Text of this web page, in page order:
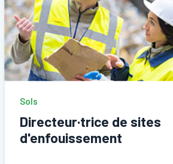
Sols
Directeur·trice de sites
d'enfouissement